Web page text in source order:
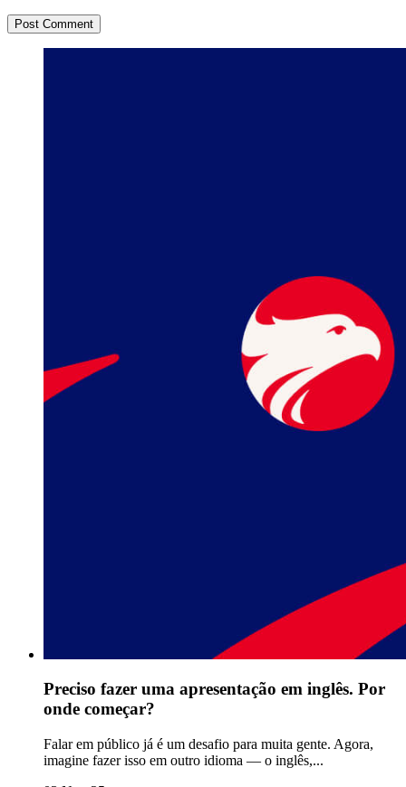
Preciso fazer uma apresentação em inglês. Por
onde começar?
Falar em público já é um desafio para muita gente. Agora,
imagine fazer isso em outro idioma — o inglês,...